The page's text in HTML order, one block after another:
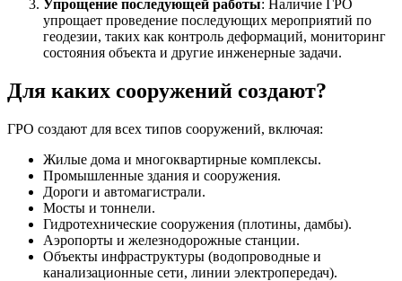
Упрощение последующей работы: Наличие ГРО
упрощает проведение последующих мероприятий по
геодезии, таких как контроль деформаций, мониторинг
состояния объекта и другие инженерные задачи.
Для каких сооружений создают?
ГРО создают для всех типов сооружений, включая:
Жилые дома и многоквартирные комплексы.
Промышленные здания и сооружения.
Дороги и автомагистрали.
Мосты и тоннели.
Гидротехнические сооружения (плотины, дамбы).
Аэропорты и железнодорожные станции.
Объекты инфраструктуры (водопроводные и
канализационные сети, линии электропередач).